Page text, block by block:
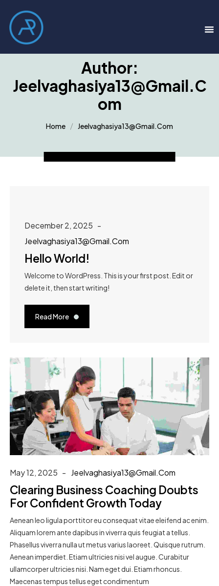
Author:
Jeelvaghasiya13@gmail.c
Om
Home Jeelvaghasiya13@gmail.com
December 2, 2025
Jeelvaghasiya13@gmail.com
Hello World!
Welcome to WordPress. This is your first post. Edit or
delete it, then start writing!
Read More
May 12, 2025 Jeelvaghasiya13@gmail.com
Clearing Business Coaching Doubts
For Confident Growth Today
Aenean leo ligula porttitor eu consequat vitae eleifend ac enim.
Aliquam lorem ante dapibus in viverra quis feugiat a tellus.
Phasellus viverra nulla ut metus varius laoreet. Quisque rutrum.
Aenean imperdiet. Etiam ultricies nisi vel augue. Curabitur
ullamcorper ultricies nisi. Nam eget dui. Etiam rhoncus.
Maecenas tempus tellus eget condimentum